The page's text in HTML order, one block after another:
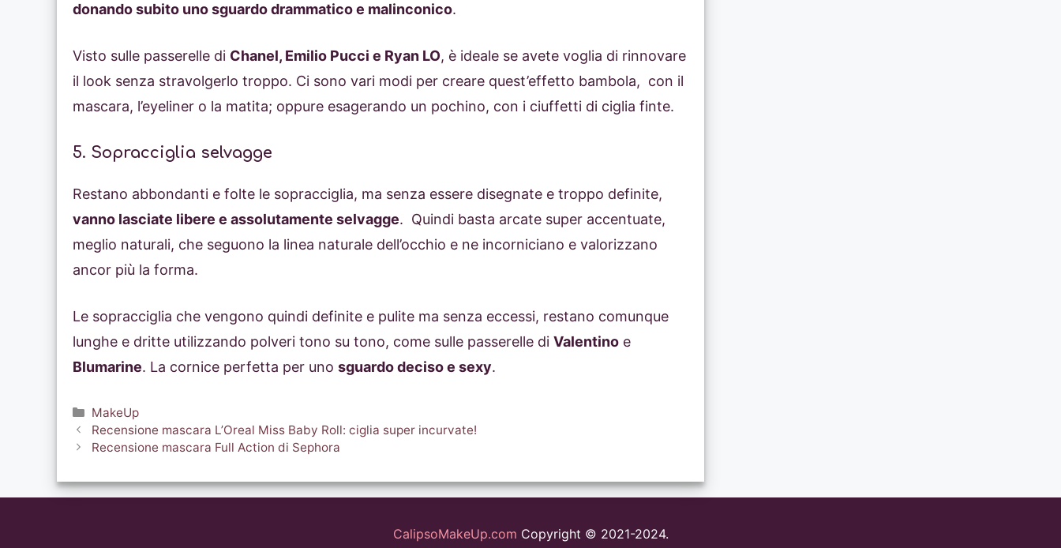
donando subito uno sguardo drammatico e malinconico.
Visto sulle passerelle di Chanel, Emilio Pucci e Ryan LO, è ideale se avete voglia di rinnovare
il look senza stravolgerlo troppo. Ci sono vari modi per creare quest’effetto bambola, con il
mascara, l’eyeliner o la matita; oppure esagerando un pochino, con i ciuffetti di ciglia finte.
5. Sopracciglia selvagge
Restano abbondanti e folte le sopracciglia, ma senza essere disegnate e troppo definite,
vanno lasciate libere e assolutamente selvagge. Quindi basta arcate super accentuate,
meglio naturali, che seguono la linea naturale dell’occhio e ne incorniciano e valorizzano
ancor più la forma.
Le sopracciglia che vengono quindi definite e pulite ma senza eccessi, restano comunque
lunghe e dritte utilizzando polveri tono su tono, come sulle passerelle di Valentino e
Blumarine. La cornice perfetta per uno sguardo deciso e sexy.
Categorie
MakeUp
Recensione mascara L’Oreal Miss Baby Roll: ciglia super incurvate!
Recensione mascara Full Action di Sephora
CalipsoMakeUp.com Copyright © 2021-2024.